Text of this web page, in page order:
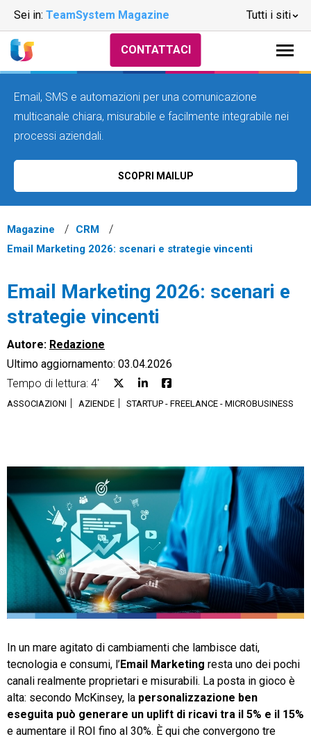
Sei in: TeamSystem Magazine Tutti i siti
CRM
Financial Solutions
HR
Trust Services
TeamSystem Corporate
TeamSystem Store
CONTATTACI
Email, SMS e automazioni per una comunicazione
multicanale chiara, misurabile e facilmente integrabile nei
processi aziendali.
SCOPRI MAILUP
Magazine
CRM
Email Marketing 2026: scenari e strategie vincenti
Email Marketing 2026: scenari e
strategie vincenti
Autore: Redazione
Ultimo aggiornamento: 03.04.2026
Tempo di lettura: 4'
ASSOCIAZIONI AZIENDE STARTUP - FREELANCE - MICROBUSINESS
In un mare agitato di cambiamenti che lambisce dati,
tecnologia e consumi, l’Email Marketing resta uno dei pochi
canali realmente proprietari e misurabili. La posta in gioco è
alta: secondo McKinsey, la personalizzazione ben
eseguita può generare un uplift di ricavi tra il 5% e il 15%
e aumentare il ROI fino al 30%. È qui che convergono tre